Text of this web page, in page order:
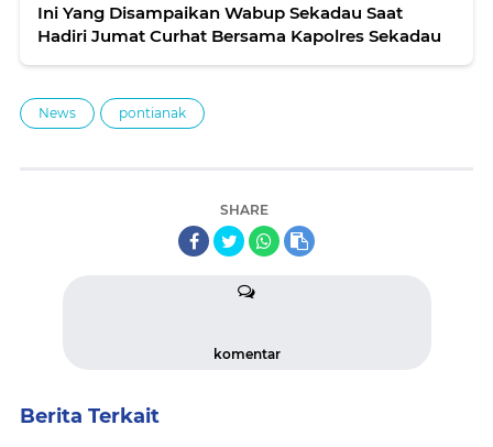
Ini Yang Disampaikan Wabup Sekadau Saat
Hadiri Jumat Curhat Bersama Kapolres Sekadau
News pontianak
SHARE
komentar
Berita Terkait